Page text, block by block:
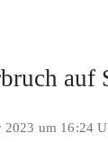
auf
2023 um 16:24